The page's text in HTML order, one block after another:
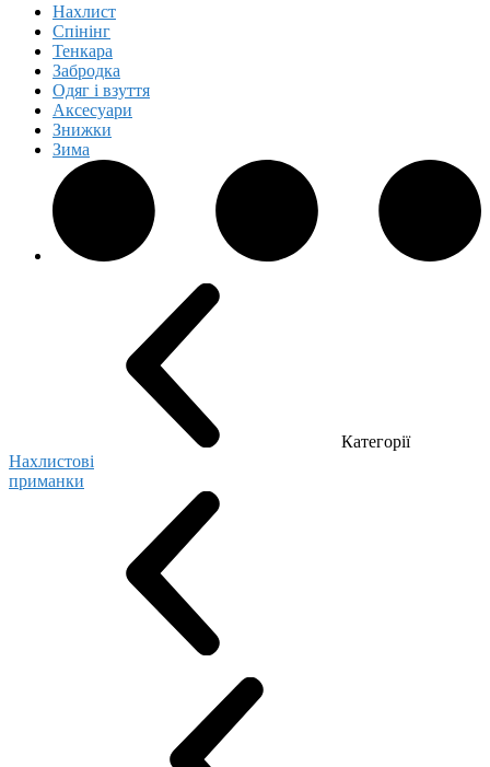
Нахлист
Спінінг
Тенкара
Забродка
Одяг і взуття
Аксесуари
Знижки
Зима
Категорії
Нахлистові
приманки